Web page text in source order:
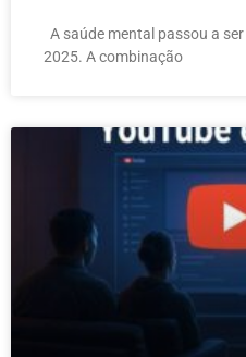
A saúde mental passou a
2025. A combinação